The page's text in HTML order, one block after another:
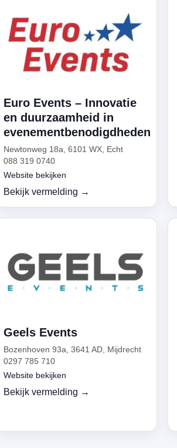
Euro Events – Innovatie
en duurzaamheid in
evenementbenodigdheden
Newtonweg 18a, 6101 WX, Echt
088 319 0740
Website bekijken
Bekijk vermelding →
Geels Events
Bozenhoven 93a, 3641 AD, Mijdrecht
0297 785 710
Website bekijken
Bekijk vermelding →